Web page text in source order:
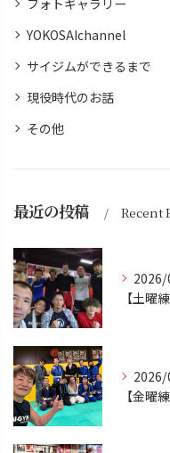
YOKOSAIchannel
サイジムができるまで
現役時代のお話
その他
最近の投稿 Recent
【土曜